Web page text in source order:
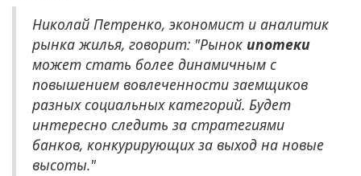
Николай Петренко, экономист и аналитик
рынка жилья, говорит: "Рынок ипотеки
может стать более динамичным с
повышением вовлеченности заемщиков
разных социальных категорий. Будет
интересно следить за стратегиями
банков, конкурирующих за выход на новые
высоты."